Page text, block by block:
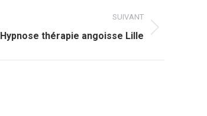
SUIVANT
Hypnose thérapie angoisse Lille